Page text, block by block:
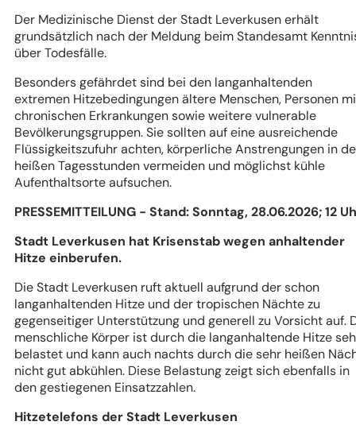
Der Medizinische Dienst der Stadt Leverkusen erhält
grundsätzlich nach der Meldung beim Standesamt
über Todesfälle.
Besonders gefährdet sind bei den langanhaltenden
extremen Hitzebedingungen ältere Menschen, Personen
chronischen Erkrankungen sowie weitere vulnerable
Bevölkerungsgruppen. Sie sollten auf eine ausreichende
Flüssigkeitszufuhr achten, körperliche Anstrengungen in
heißen Tagesstunden vermeiden und möglichst kühle
Aufenthaltsorte aufsuchen.
PRESSEMITTEILUNG - Stand: Sonntag, 28.06.2026; 12
Stadt Leverkusen hat Krisenstab wegen anhaltender
Hitze einberufen.
Die Stadt Leverkusen ruft aktuell aufgrund der schon
langanhaltenden Hitze und der tropischen Nächte zu
gegenseitiger Unterstützung und generell zu Vorsicht auf.
menschliche Körper ist durch die langanhaltende Hitze
belastet und kann auch nachts durch die sehr heißen
nicht gut abkühlen. Diese Belastung zeigt sich ebenfalls in
den gestiegenen Einsatzzahlen.
Hitzetelefons der Stadt Leverkusen